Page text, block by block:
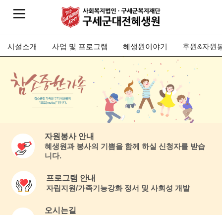
시설소개 사업 및 프로그램 혜생원이야기 후원&자원
자원봉사 안내
혜생원과 봉사의 기쁨을 함께 하실 신청자를 받습
니다.
프로그램 안내
자립지원/가족기능강화 정서 및 사회성 개발
오시는길